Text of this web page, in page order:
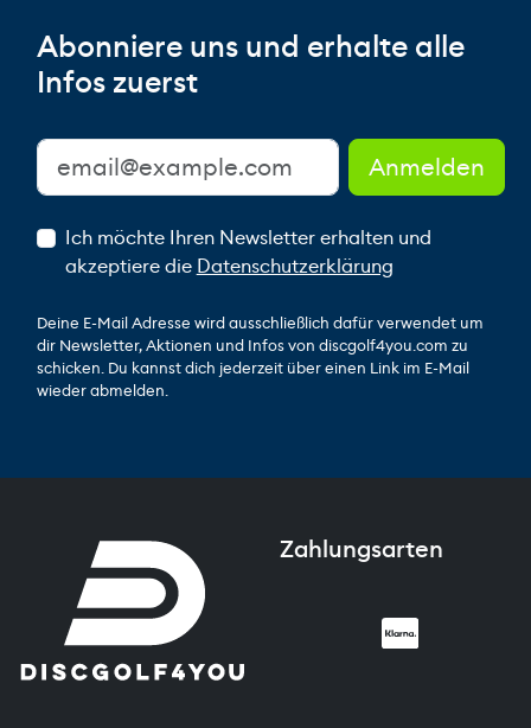
Abonniere uns und erhalte alle
Infos zuerst
Ich möchte Ihren Newsletter erhalten und
akzeptiere die Datenschutzerklärung
Deine E-Mail Adresse wird ausschließlich dafür verwendet um
dir Newsletter, Aktionen und Infos von discgolf4you.com zu
schicken. Du kannst dich jederzeit über einen Link im E-Mail
wieder abmelden.
Zahlungsarten